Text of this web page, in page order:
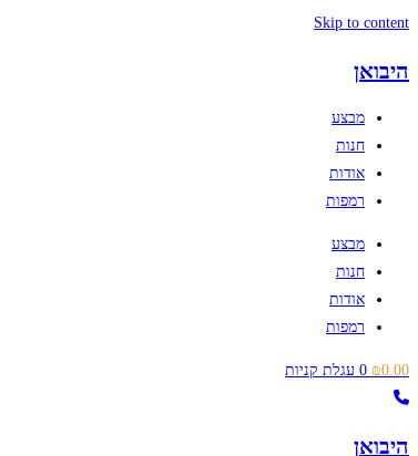
Skip to content
היבואן
מבצע
חנות
אודות
רמפות
מבצע
חנות
אודות
רמפות
₪0.00
0 עגלת קניות
היבואן